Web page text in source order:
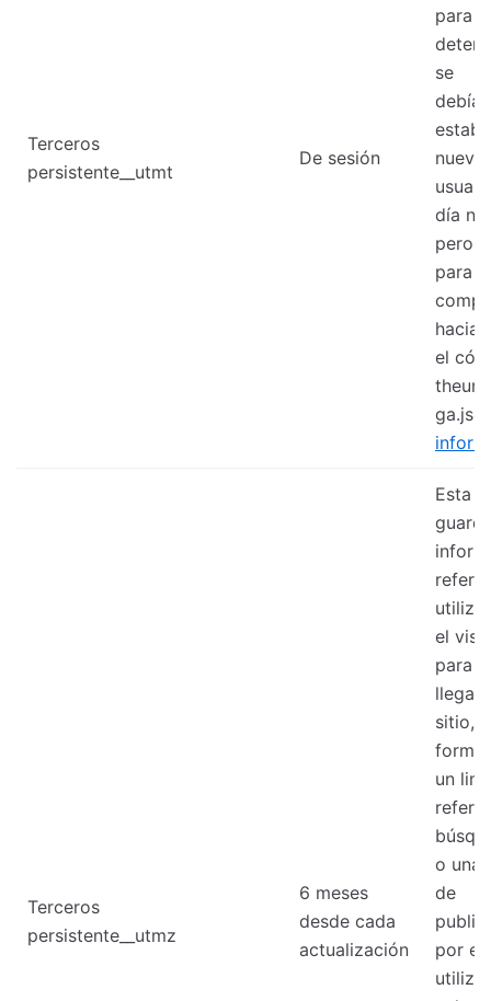
Terceros
persistente__utmt
De sesión
para
se
debía
nueva
día
pero
para
hacia
el
ga.js.
Terceros
persistente__utmz
6 meses
desde cada
actualización
Esta
el
para
llegar
sitio,
forma
un
o una
de
por
utiliza